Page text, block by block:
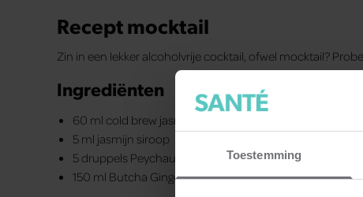
Toestemming
Recept mocktail
Zin in een lekker alcoholvrije cocktail, ofwel mocktail?
Ingrediënten
60 ml cold brew jasmijnthee
5 ml jasmijn siroop
5 druppels Peychauds bitter
150 ml Butcha Ginger & Kaffir Lime